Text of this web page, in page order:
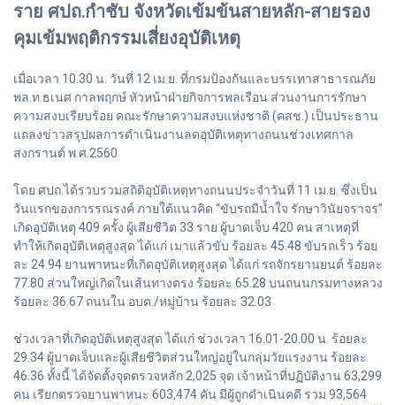
ราย ศปถ.กำชับ จังหวัดเข้มข้นสายหลัก-สายรอง
คุมเข้มพฤติกรรมเสี่ยงอุบัติเหตุ
เมื่อเวลา 10.30 น. วันที่ 12 เม.ย. ที่กรมป้องกันและบรรเทาสาธารณภัย
พล.ท.ธเนศ กาลพฤกษ์ หัวหน้าฝ่ายกิจการพลเรือน ส่วนงานการรักษา
ความสงบเรียบร้อย คณะรักษาความสงบแห่งชาติ (คสช.) เป็นประธาน
แถลงข่าวสรุปผลการดำเนินงานลดอุบัติเหตุทางถนนช่วงเทศกาล
สงกรานต์ พ.ศ.2560
โดย ศปถ.ได้รวบรวมสถิติอุบัติเหตุทางถนนประจำวันที่ 11 เม.ย. ซึ่งเป็น
วันแรกของการรณรงค์ ภายใต้แนวคิด “ขับรถมีน้ำใจ รักษาวินัยจราจร”
เกิดอุบัติเหตุ 409 ครั้ง ผู้เสียชีวิต 33 ราย ผู้บาดเจ็บ 420 คน สาเหตุที่
ทำให้เกิดอุบัติเหตุสูงสุด ได้แก่ เมาแล้วขับ ร้อยละ 45.48 ขับรถเร็ว ร้อย
ละ 24.94 ยานพาหนะที่เกิดอุบัติเหตุสูงสุด ได้แก่ รถจักรยานยนต์ ร้อยละ
77.80 ส่วนใหญ่เกิดในเส้นทางตรง ร้อยละ 65.28 บนถนนกรมทางหลวง
ร้อยละ 36.67 ถนนใน อบต./หมู่บ้าน ร้อยละ 32.03
ช่วงเวลาที่เกิดอุบัติเหตุสูงสุด ได้แก่ ช่วงเวลา 16.01-20.00 น. ร้อยละ
29.34 ผู้บาดเจ็บและผู้เสียชีวิตส่วนใหญ่อยู่ในกลุ่มวัยแรงงาน ร้อยละ
46.36 ทั้งนี้ ได้จัดตั้งจุดตรวจหลัก 2,025 จุด เจ้าหน้าที่ปฏิบัติงาน 63,299
คน เรียกตรวจยานพาหนะ 603,474 คัน มีผู้ถูกดำเนินคดี รวม 93,564